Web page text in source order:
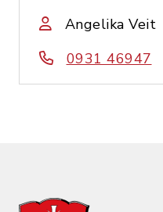
Angelika Veit
0931 46947